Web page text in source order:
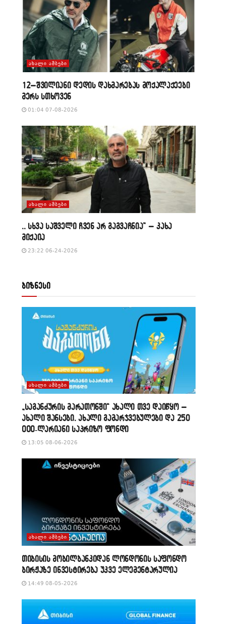
ᲐᲮᲐᲚᲘ ᲐᲛᲑᲔᲑᲘ
12–შვილიანი დედის დახმარებას მოქალაქეები
მერს სთხოვენ
01:04 07-08-2026
ᲐᲮᲐᲚᲘ ᲐᲛᲑᲔᲑᲘ
,, სხვა საშველი ჩვენ არ გაგვაჩნია” – კახა
მიქაია
23:22 06-24-2026
ბიზნესი
ᲐᲮᲐᲚᲘ ᲐᲛᲑᲔᲑᲘ
„საგანძურის მარათონში“ ახალი თვე დაიწყო –
ახალი შანსები, ახალი გამარჯვებულები და 250
000-ლარიანი საპრიზო ფონდი
13:05 08-06-2026
ᲐᲮᲐᲚᲘ ᲐᲛᲑᲔᲑᲘ
თიბისის მობილბანკიდან ლონდონის საფონდო
ბირჟაზე ინვესტირება უკვე ელემენტარულია
14:49 08-05-2026